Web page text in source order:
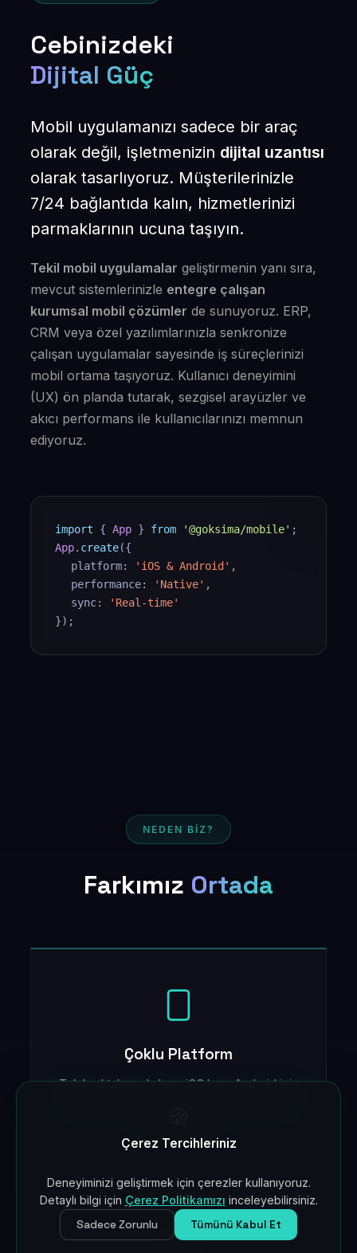
Cebinizdeki
Dijital Güç
Mobil uygulamanızı sadece bir araç
olarak değil, işletmenizin dijital uzantısı
olarak tasarlıyoruz. Müşterilerinizle
7/24 bağlantıda kalın, hizmetlerinizi
parmaklarının ucuna taşıyın.
Tekil mobil uygulamalar geliştirmenin yanı sıra,
mevcut sistemlerinizle entegre çalışan
kurumsal mobil çözümler de sunuyoruz. ERP,
CRM veya özel yazılımlarınızla senkronize
çalışan uygulamalar sayesinde iş süreçlerinizi
mobil ortama taşıyoruz. Kullanıcı deneyimini
(UX) ön planda tutarak, sezgisel arayüzler ve
akıcı performans ile kullanıcılarınızı memnun
ediyoruz.
import {App } from '@goksima/mobile' ;
App. create({
platform:
'iOS & Android' ,
performance:
'Native' ,
sync:
'Real-time'
});
NEDEN BİZ?
Farkımız Ortada
Çoklu Platform
Tek kod tabanıyla hem iOS hem Android için
Çerez Tercihleriniz
Deneyiminizi geliştirmek için çerezler kullanıyoruz.
Detaylı bilgi için Çerez Politikamızı inceleyebilirsiniz.
Sadece Zorunlu
Tümünü Kabul Et